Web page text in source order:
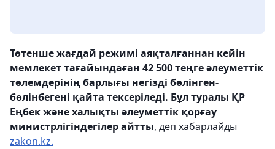
Төтенше жағдай режимі аяқталғаннан кейін
мемлекет тағайындаған 42 500 теңге әлеуметтік
төлемдерінің барлығы негізді бөлінген-
бөлінбегені қайта тексеріледі. Бұл туралы ҚР
Еңбек және халықты әлеуметтік қорғау
министрлігіндегілер айтты, деп хабарлайды
zakon.kz.